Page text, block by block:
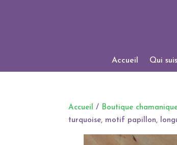
Accueil Qui
Accueil / Boutique
turquoise, motif papillon,